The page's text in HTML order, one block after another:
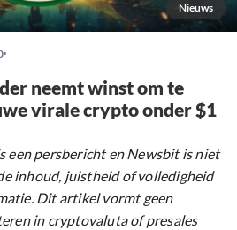
Nieuws
neemt winst om te
virale crypto onder $1
een persbericht en Newsbit is niet
inhoud, juistheid of volledigheid
Dit artikel vormt geen
in cryptovaluta of presales